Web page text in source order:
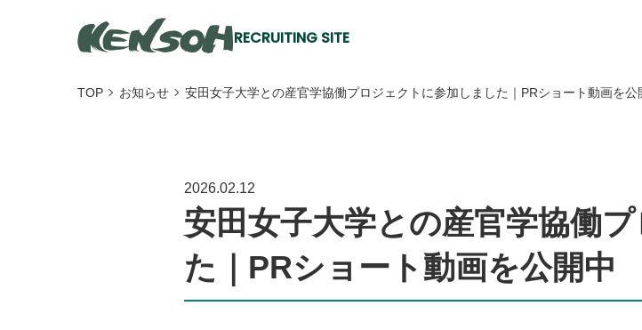
RECRUITING SITE
研創について About us
代表メッセージ
TOP お知らせ 安田女子大学との産官学協働プロジェクトに参加しました｜PRショート動画を公
2026.02.12
安田女子大学との産官学協働
た｜PRショート動画を公開中